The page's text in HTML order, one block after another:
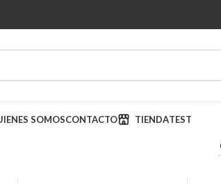
SOMOSCONTACTO TIENDATEST